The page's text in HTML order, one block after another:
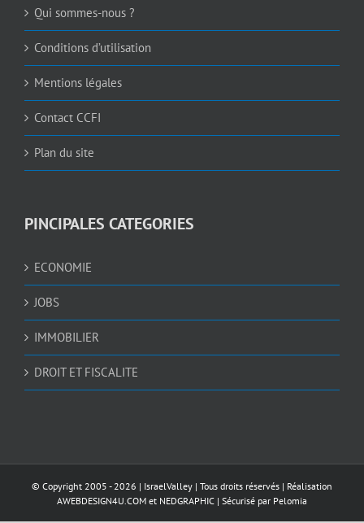
Qui sommes-nous ?
Conditions d’utilisation
Mentions légales
Contact CCFI
Plan du site
PINCIPALES CATEGORIES
ECONOMIE
JOBS
IMMOBILIER
DROIT ET FISCALITE
© Copyright 2005 -2026 | IsraelValley | Tous droits réservés | Réalisation
AWEBDESIGN4U.COM et NEDGRAPHIC | Sécurisé par Pelomia